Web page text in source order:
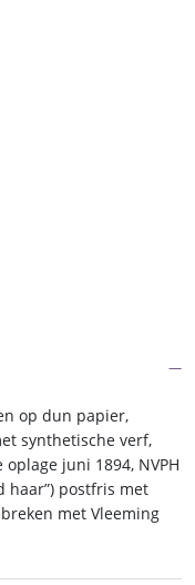
op dun papier,
synthetische verf,
juni 1894, NVPH
haar”) postfris met
met Vleeming